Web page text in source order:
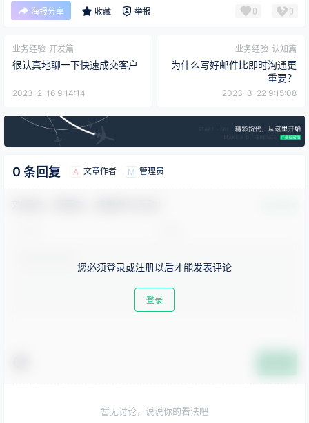
海报分享 收藏 举报 0 0
业务经验 开发篇
很认真地聊一下快速成交客户
2023-2-16 9:14:14
业务经验 认知篇
为什么写好邮件比即时沟通​更
重要？
2023-3-22 9:15:08
0 条回复 A 文章作者 M 管理员
您必须登录或注册以后才能发表评论
登录
暂无讨论，说说你的看法吧